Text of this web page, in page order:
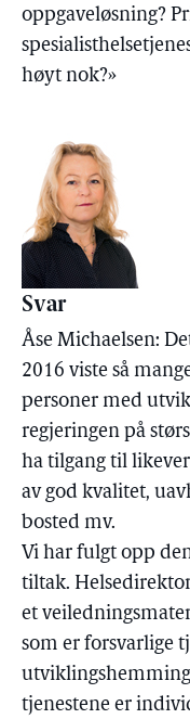
oppgaveløsning?
høyt nok?»
Svar
Åse Michaelsen:
2016 viste så
personer med
regjeringen på
ha tilgang til
av god kvalitet,
bosted mv.
Vi har fulgt opp
tiltak.
et
som er forsvarlige
tjenestene er